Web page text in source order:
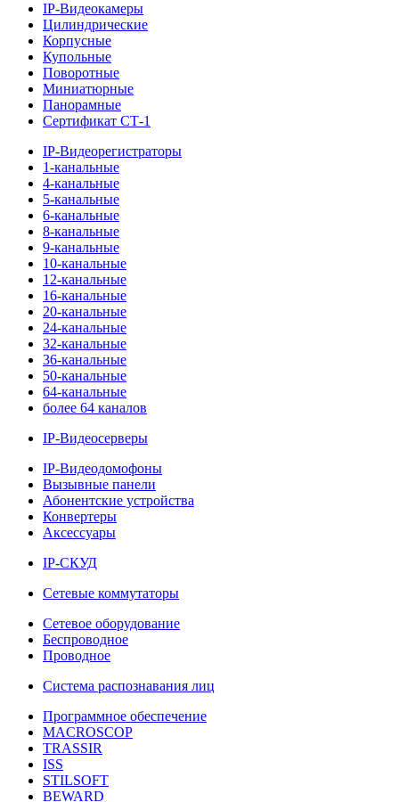
IP-Видеокамеры
Цилиндрические
Корпусные
Купольные
Поворотные
Миниатюрные
Панорамные
Сертификат СТ-1
IP-Видеорегистраторы
1-канальные
4-канальные
5-канальные
6-канальные
8-канальные
9-канальные
10-канальные
12-канальные
16-канальные
20-канальные
24-канальные
32-канальные
36-канальные
50-канальные
64-канальные
более 64 каналов
IP-Видеосерверы
IP-Видеодомофоны
Вызывные панели
Абонентские устройства
Конвертеры
Аксессуары
IP-СКУД
Сетевые коммутаторы
Сетевое оборудование
Беспроводное
Проводное
Система распознавания лиц
Программное обеспечение
MACROSCOP
TRASSIR
ISS
STILSOFT
BEWARD